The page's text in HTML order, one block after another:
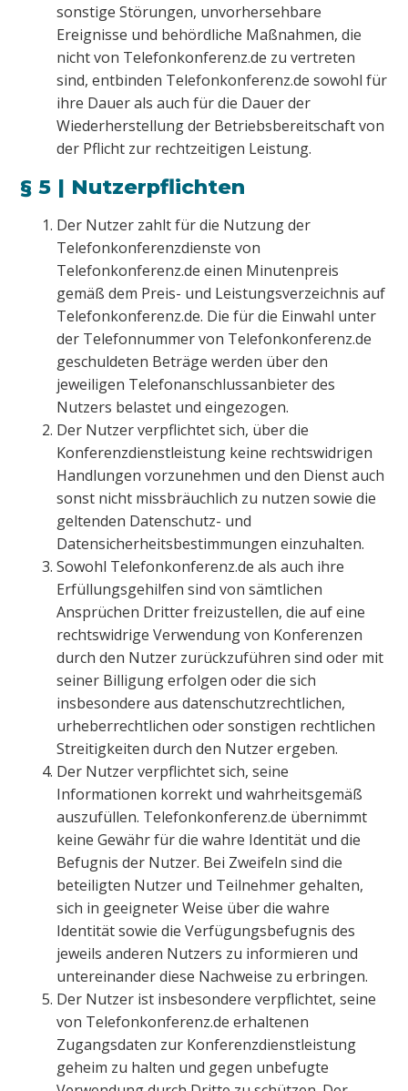
sonstige Störungen, unvorhersehbare
Ereignisse und behördliche Maßnahmen, die
nicht von Telefonkonferenz.de zu vertreten
sind, entbinden Telefonkonferenz.de sowohl für
ihre Dauer als auch für die Dauer der
Wiederherstellung der Betriebsbereitschaft von
der Pflicht zur rechtzeitigen Leistung.
§ 5 | Nutzerpflichten
Der Nutzer zahlt für die Nutzung der
Telefonkonferenzdienste von
Telefonkonferenz.de einen Minutenpreis
gemäß dem Preis- und Leistungsverzeichnis auf
Telefonkonferenz.de. Die für die Einwahl unter
der Telefonnummer von Telefonkonferenz.de
geschuldeten Beträge werden über den
jeweiligen Telefonanschlussanbieter des
Nutzers belastet und eingezogen.
Der Nutzer verpflichtet sich, über die
Konferenzdienstleistung keine rechtswidrigen
Handlungen vorzunehmen und den Dienst auch
sonst nicht missbräuchlich zu nutzen sowie die
geltenden Datenschutz- und
Datensicherheitsbestimmungen einzuhalten.
Sowohl Telefonkonferenz.de als auch ihre
Erfüllungsgehilfen sind von sämtlichen
Ansprüchen Dritter freizustellen, die auf eine
rechtswidrige Verwendung von Konferenzen
durch den Nutzer zurückzuführen sind oder mit
seiner Billigung erfolgen oder die sich
insbesondere aus datenschutzrechtlichen,
urheberrechtlichen oder sonstigen rechtlichen
Streitigkeiten durch den Nutzer ergeben.
Der Nutzer verpflichtet sich, seine
Informationen korrekt und wahrheitsgemäß
auszufüllen. Telefonkonferenz.de übernimmt
keine Gewähr für die wahre Identität und die
Befugnis der Nutzer. Bei Zweifeln sind die
beteiligten Nutzer und Teilnehmer gehalten,
sich in geeigneter Weise über die wahre
Identität sowie die Verfügungsbefugnis des
jeweils anderen Nutzers zu informieren und
untereinander diese Nachweise zu erbringen.
Der Nutzer ist insbesondere verpflichtet, seine
von Telefonkonferenz.de erhaltenen
Zugangsdaten zur Konferenzdienstleistung
geheim zu halten und gegen unbefugte